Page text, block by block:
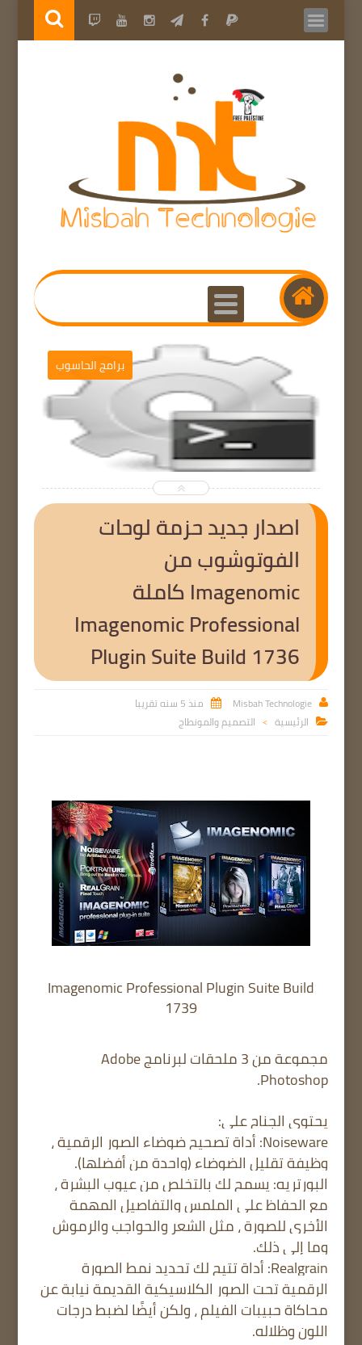
برامج الحاسوب
اصدار جديد حزمة لوحات
الفوتوشوب من
Imagenomic كاملة
Imagenomic Professional
Plugin Suite Build 1736

Misbah Technologie
 منذ 5 سنه تقريبا
 الرئيسية > التصميم والمونطاج
Imagenomic Professional Plugin Suite Build
1739
مجموعة من 3 ملحقات لبرنامج Adobe
Photoshop.
يحتوي الجناح على:
Noiseware: أداة تصحيح ضوضاء الصور الرقمية ،
وظيفة تقليل الضوضاء (واحدة من أفضلها).
البورتريه: يسمح لك بالتخلص من عيوب البشرة ،
مع الحفاظ على الملمس والتفاصيل المهمة
الأخرى للصورة ، مثل الشعر والحواجب والرموش
وما إلى ذلك.
Realgrain: أداة تتيح لك تحديد نمط الصورة
الرقمية تحت الصور الكلاسيكية القديمة نيابة عن
محاكاة حبيبات الفيلم ، ولكن أيضًا لضبط درجات
اللون وظلاله.